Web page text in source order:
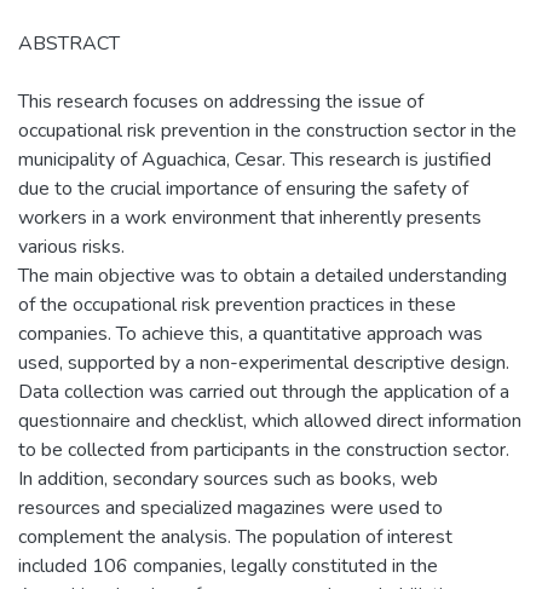
ABSTRACT
This research focuses on addressing the issue of
occupational risk prevention in the construction sector in the
municipality of Aguachica, Cesar. This research is justified
due to the crucial importance of ensuring the safety of
workers in a work environment that inherently presents
various risks.
The main objective was to obtain a detailed understanding
of the occupational risk prevention practices in these
companies. To achieve this, a quantitative approach was
used, supported by a non-experimental descriptive design.
Data collection was carried out through the application of a
questionnaire and checklist, which allowed direct information
to be collected from participants in the construction sector.
In addition, secondary sources such as books, web
resources and specialized magazines were used to
complement the analysis. The population of interest
included 106 companies, legally constituted in the